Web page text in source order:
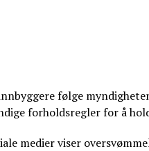
følge
forholdsregler for å
medier viser